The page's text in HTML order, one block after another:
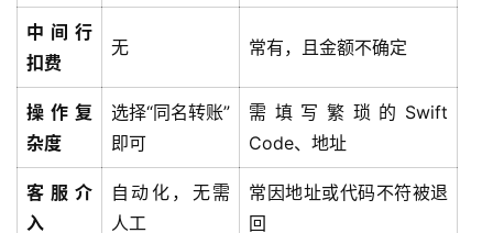
合
作
伙
伴
专
栏
中间行
扣费
无 常有，且金额不确定
操作复
杂度
选择“同名转账”
即可
需填写繁琐的Swift
Code、地址
客服介
入
自动化，无需
人工
常因地址或代码不符被退
回